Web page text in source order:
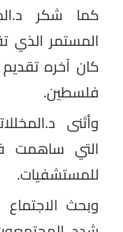
كما شكر
المستمر الذي
فلسطين.
وأثنى
التي ساهمت
للمستشفيات.
وبحث الاجتماع